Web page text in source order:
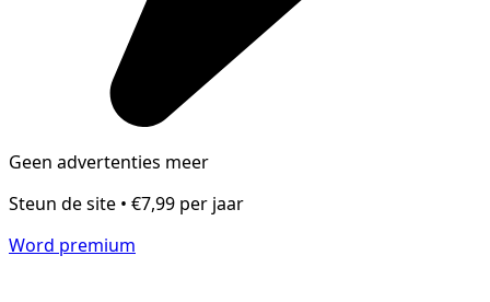
Geen advertenties meer
Steun de site • €7,99 per jaar
Word premium